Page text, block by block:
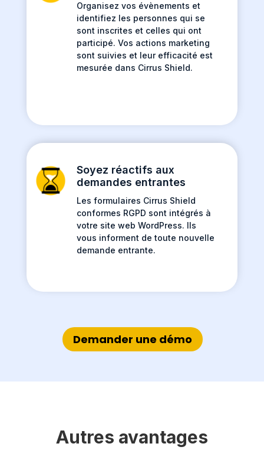
Organisez vos évènements et
identifiez les personnes qui se
sont inscrites et celles qui ont
participé. Vos actions marketing
sont suivies et leur efficacité est
mesurée dans Cirrus Shield.
Soyez réactifs aux
demandes entrantes
Les formulaires Cirrus Shield
conformes RGPD sont intégrés à
votre site web WordPress. Ils
vous informent de toute nouvelle
demande entrante.
Demander une démo
Autres avantages